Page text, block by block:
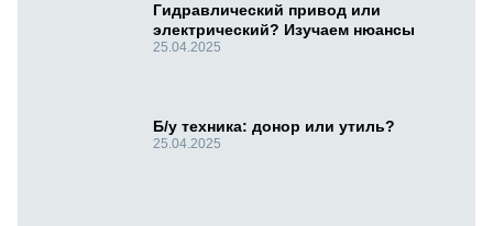
Гидравлический привод или
электрический? Изучаем нюансы
25.04.2025
Б/у техника: донор или утиль?
25.04.2025